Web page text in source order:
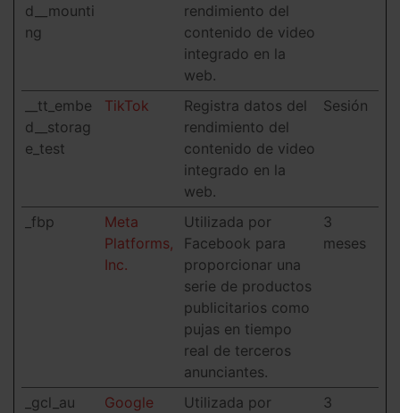
d__mounti
ng
rendimiento del
contenido de video
integrado en la
web.
__tt_embe
d__storag
e_test
TikTok
Registra datos del
rendimiento del
contenido de video
integrado en la
web.
Sesión
_fbp
Meta
Platforms,
Inc.
Utilizada por
Facebook para
proporcionar una
serie de productos
publicitarios como
pujas en tiempo
real de terceros
anunciantes.
3
meses
_gcl_au Google
Utilizada por
3